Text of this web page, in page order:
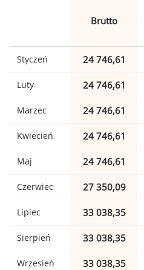
Brutto
Styczeń 24 746,61
Luty 24 746,61
Marzec 24 746,61
Kwiecień 24 746,61
Maj 24 746,61
Czerwiec 27 350,09
Lipiec 33 038,35
Sierpień 33 038,35
Wrzesień 33 038,35